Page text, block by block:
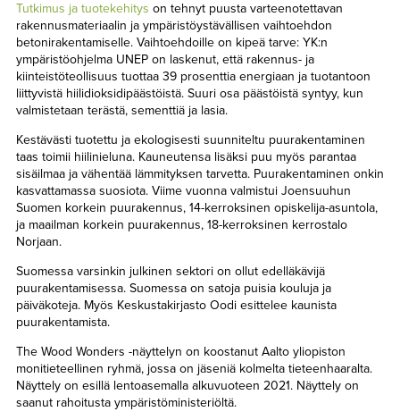
Tutkimus ja tuotekehitys on tehnyt puusta varteenotettavan
rakennusmateriaalin ja ympäristöystävällisen vaihtoehdon
betonirakentamiselle. Vaihtoehdoille on kipeä tarve: YK:n
ympäristöohjelma UNEP on laskenut, että rakennus- ja
kiinteistöteollisuus tuottaa 39 prosenttia energiaan ja tuotantoon
liittyvistä hiilidioksidipäästöistä. Suuri osa päästöistä syntyy, kun
valmistetaan terästä, sementtiä ja lasia.
Kestävästi tuotettu ja ekologisesti suunniteltu puurakentaminen
taas toimii hiilinieluna. Kauneutensa lisäksi puu myös parantaa
sisäilmaa ja vähentää lämmityksen tarvetta. Puurakentaminen onkin
kasvattamassa suosiota. Viime vuonna valmistui Joensuuhun
Suomen korkein puurakennus, 14-kerroksinen opiskelija-asuntola,
ja maailman korkein puurakennus, 18-kerroksinen kerrostalo
Norjaan.
Suomessa varsinkin julkinen sektori on ollut edelläkävijä
puurakentamisessa. Suomessa on satoja puisia kouluja ja
päiväkoteja. Myös Keskustakirjasto Oodi esittelee kaunista
puurakentamista.
The Wood Wonders -näyttelyn on koostanut Aalto yliopiston
monitieteellinen ryhmä, jossa on jäseniä kolmelta tieteenhaaralta.
Näyttely on esillä lentoasemalla alkuvuoteen 2021. Näyttely on
saanut rahoitusta ympäristöministeriöltä.